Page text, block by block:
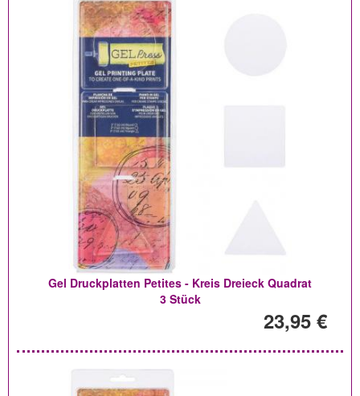
Gel Druckplatten Petites - Kreis Dreieck Quadrat
3 Stück
23,95 €